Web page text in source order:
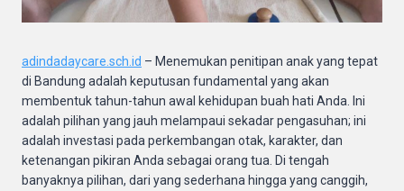
adindadaycare.sch.id – Menemukan penitipan anak yang tepat
di Bandung adalah keputusan fundamental yang akan
membentuk tahun-tahun awal kehidupan buah hati Anda. Ini
adalah pilihan yang jauh melampaui sekadar pengasuhan; ini
adalah investasi pada perkembangan otak, karakter, dan
ketenangan pikiran Anda sebagai orang tua. Di tengah
banyaknya pilihan, dari yang sederhana hingga yang canggih,